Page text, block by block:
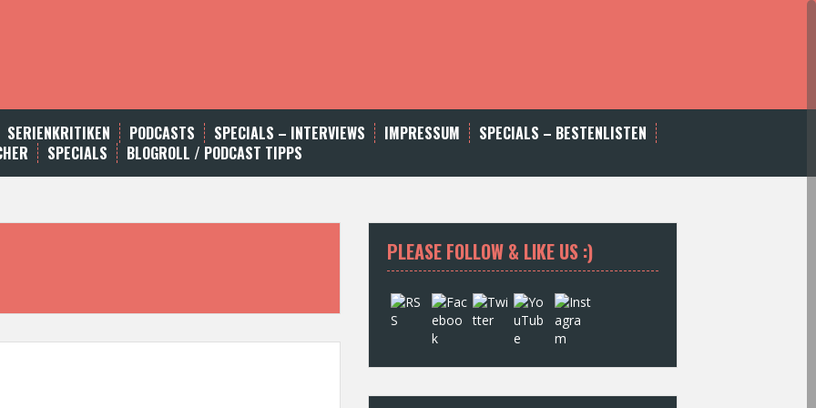
SERIENKRITIKEN PODCASTS SPECIALS – INTERVIEWS IMPRESSUM
SPECIALS – BESTENLISTEN
SPECIALS BLOGROLL / PODCAST TIPPS
PLEASE FOLLOW & LIKE US :)